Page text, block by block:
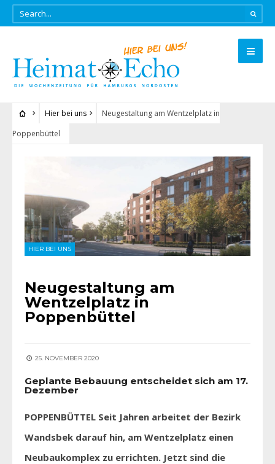
Hier bei uns
Neugestaltung am Wentzelplatz in
Poppenbüttel
HIER BEI UNS
Neugestaltung am
Wentzelplatz in
Poppenbüttel
25. NOVEMBER 2020
Geplante Bebauung entscheidet sich am 17.
Dezember
POPPENBÜTTEL Seit Jahren arbeitet der Bezirk
Wandsbek darauf hin, am Wentzelplatz einen
Neubaukomplex zu errichten. Jetzt sind die